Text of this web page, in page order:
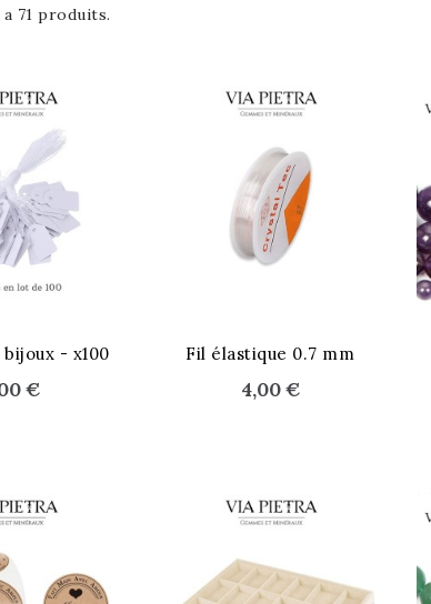
71 produits.
- x100
€
Fil élastique 0.7 mm
4,00 €